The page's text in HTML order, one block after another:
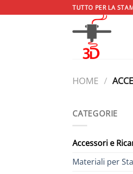
ai
TUTTO PER LA
HOME /
CATEGORIE
Accessori e
Materiali per